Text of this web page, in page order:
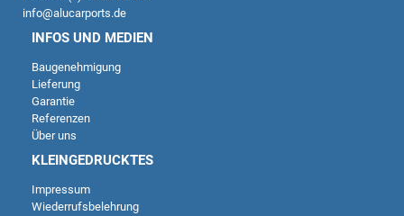
info@alucarports.de
INFOS UND MEDIEN
Baugenehmigung
Lieferung
Garantie
Referenzen
Über uns
KLEINGEDRUCKTES
Impressum
Wiederrufsbelehrung